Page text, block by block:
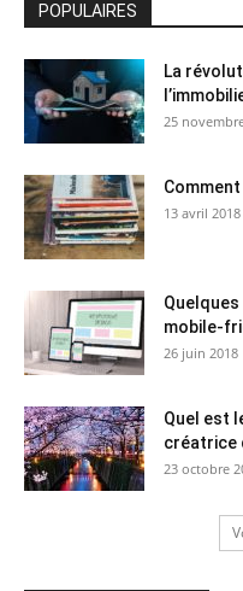
POPULAIRES
La
25
13 avril 2018
mobile-
26 juin 2018
Quel est
créatrice
23 octobre